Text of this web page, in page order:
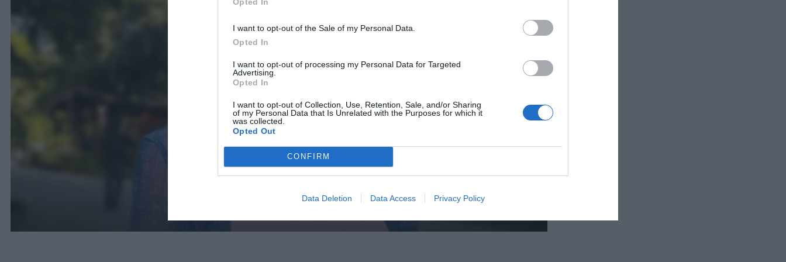
I want to opt-out of the Sale of my Personal Data.
Opted In
I want to opt-out of processing my Personal Data for Targeted
Advertising.
Opted In
I want to opt-out of Collection, Use, Retention, Sale, and/or Sharing
of my Personal Data that Is Unrelated with the Purposes for which it
was collected.
Opted Out
CONFIRM
Data Deletion Data Access Privacy Policy